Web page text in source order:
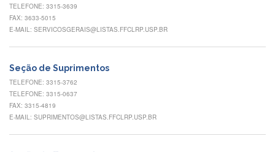
Editais
Notícias
Eventos
Contato
INCLUSÃO
Apresentação
TELEFONE: 3315-3639
FAX: 3633-5015
E-MAIL: SERVICOSGERAIS@LISTAS.FFCLRP.USP.BR
Seção de Suprimentos
TELEFONE: 3315-3762
TELEFONE: 3315-0637
FAX: 3315-4819
E-MAIL: SUPRIMENTOS@LISTAS.FFCLRP.USP.BR